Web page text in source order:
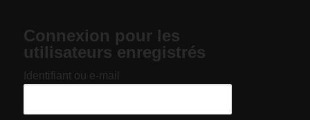
Connexion pour les
utilisateurs enregistrés
Identifiant ou e-mail